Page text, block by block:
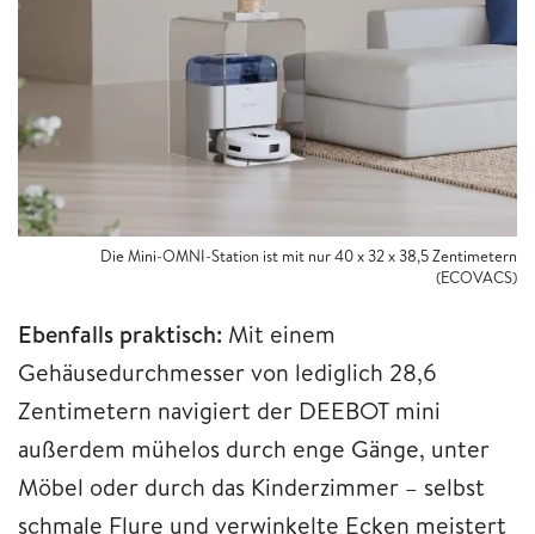
Die Mini-OMNI-Station ist mit nur 40 x 32 x 38,5 Zentimetern
(ECOVACS)
Ebenfalls praktisch: Mit einem
Gehäusedurchmesser von lediglich 28,6
Zentimetern navigiert der DEEBOT mini
außerdem mühelos durch enge Gänge, unter
Möbel oder durch das Kinderzimmer – selbst
schmale Flure und verwinkelte Ecken meistert